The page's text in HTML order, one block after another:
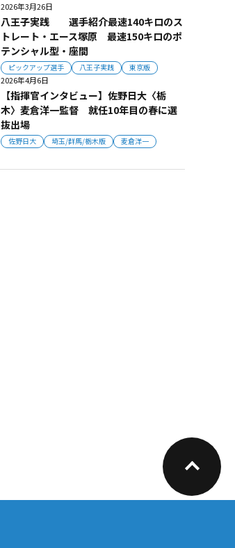
2026年3月26日
八王子実践 選手紹介最速140キロのス
トレート・エース塚原 最速150キロのポ
テンシャル型・座間
ピックアップ選手 八王子実践 東京版
2026年4月6日
【指揮官インタビュー】佐野日大〈栃
木〉麦倉洋一監督 就任10年目の春に選
抜出場
佐野日大 埼玉/群馬/栃木版 麦倉洋一